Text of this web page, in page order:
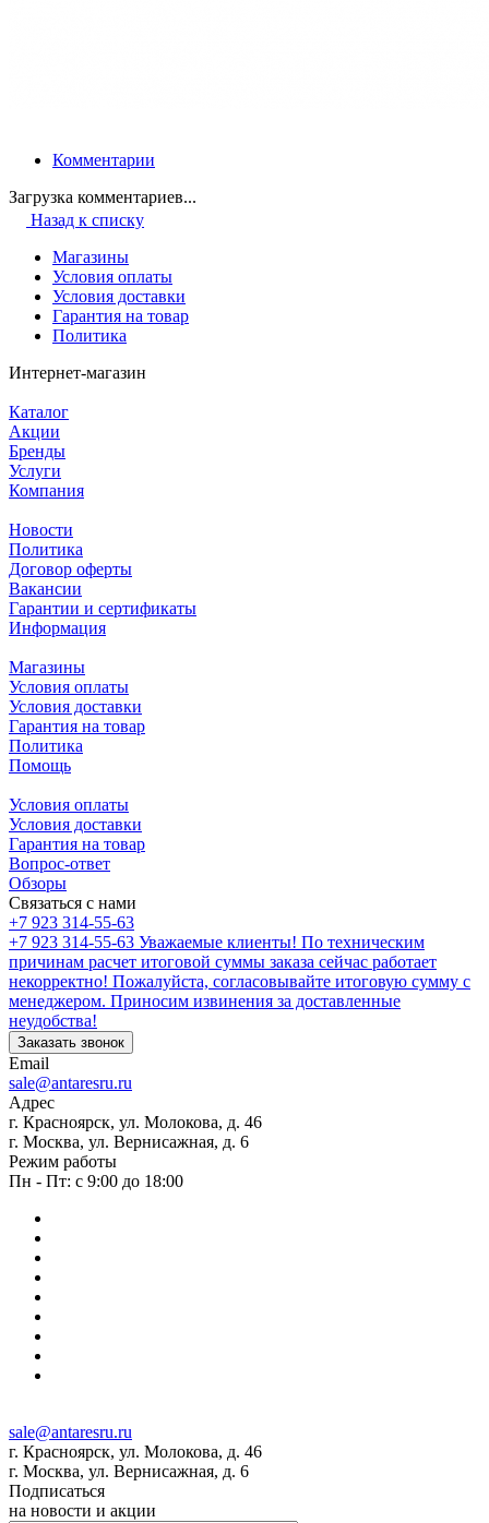
Комментарии
Загрузка комментариев...
Назад к списку
Магазины
Условия оплаты
Условия доставки
Гарантия на товар
Политика
Интернет-магазин
Каталог
Акции
Бренды
Услуги
Компания
Новости
Политика
Договор оферты
Вакансии
Гарантии и сертификаты
Информация
Магазины
Условия оплаты
Условия доставки
Гарантия на товар
Политика
Помощь
Условия оплаты
Условия доставки
Гарантия на товар
Вопрос-ответ
Обзоры
Связаться с нами
+7 923 314-55-63
+7 923 314-55-63 Уважаемые клиенты! По техническим
причинам расчет итоговой суммы заказа сейчас работает
некорректно! Пожалуйста, согласовывайте итоговую сумму с
менеджером. Приносим извинения за доставленные
неудобства!
Заказать звонок
Email
sale@antaresru.ru
Адрес
г. Красноярск, ул. Молокова, д. 46
г. Москва, ул. Вернисажная, д. 6
Режим работы
Пн - Пт: с 9:00 до 18:00
sale@antaresru.ru
г. Красноярск, ул. Молокова, д. 46
г. Москва, ул. Вернисажная, д. 6
Подписаться
на новости и акции